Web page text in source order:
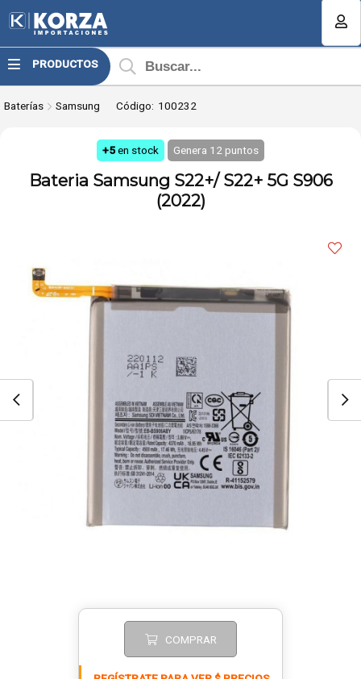
Compartir por email
PRODUCTOS ¿Tienes cupón de descuento?
Baterías Samsung Código: 100232
+5 en stock Genera 12 puntos
Bateria Samsung S22+/ S22+ 5G S906
(2022)
COMPRAR